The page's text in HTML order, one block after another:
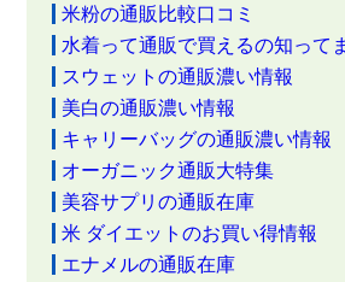
米粉の通販比較口コミ
水着って通販で買えるの知って
スウェットの通販濃い情報
美白の通販濃い情報
キャリーバッグの通販濃い情報
オーガニック通販大特集
美容サプリの通販在庫
米 ダイエットのお買い得情報
エナメルの通販在庫